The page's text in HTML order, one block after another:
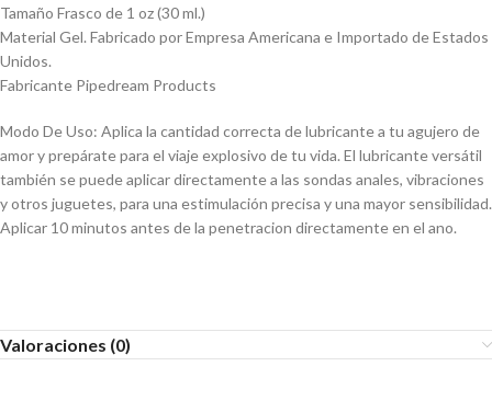
Tamaño Frasco de 1 oz (30 ml.)
Material Gel. Fabricado por Empresa Americana e Importado de Estados
Unidos.
Fabricante Pipedream Products
Modo De Uso: Aplica la cantidad correcta de lubricante a tu agujero de
amor y prepárate para el viaje explosivo de tu vida. El lubricante versátil
también se puede aplicar directamente a las sondas anales, vibraciones
y otros juguetes, para una estimulación precisa y una mayor sensibilidad.
Aplicar 10 minutos antes de la penetracion directamente en el ano.
Valoraciones (0)